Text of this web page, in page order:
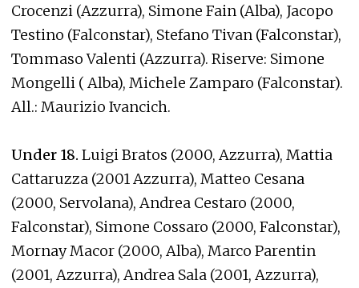
Crocenzi (Azzurra), Simone Fain (Alba), Jacopo
Testino (Falconstar), Stefano Tivan (Falconstar),
Tommaso Valenti (Azzurra). Riserve: Simone
Mongelli ( Alba), Michele Zamparo (Falconstar).
All.: Maurizio Ivancich.
Under 18. Luigi Bratos (2000, Azzurra), Mattia
Cattaruzza (2001 Azzurra), Matteo Cesana
(2000, Servolana), Andrea Cestaro (2000,
Falconstar), Simone Cossaro (2000, Falconstar),
Mornay Macor (2000, Alba), Marco Parentin
(2001, Azzurra), Andrea Sala (2001, Azzurra),